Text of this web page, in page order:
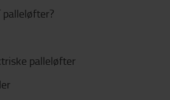
palleløfter